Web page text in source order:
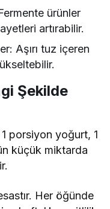
ürünler
artırabilir.
Aşırı tuz içeren
Şekilde
porsiyon yoğurt, 1
küçük miktarda
Her öğünde